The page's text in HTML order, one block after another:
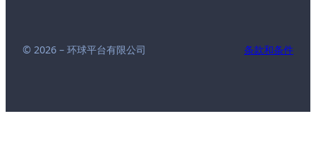
© 2026 – 环球平台有限公司 条款和条件